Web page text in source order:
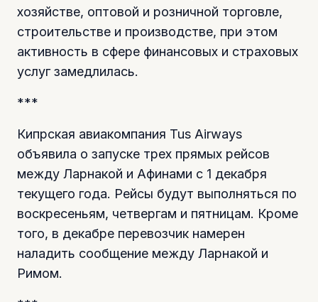
хозяйстве, оптовой и розничной торговле,
строительстве и производстве, при этом
активность в сфере финансовых и страховых
услуг замедлилась.
***
Кипрская авиакомпания Tus Airways
объявила о запуске трех прямых рейсов
между Ларнакой и Афинами с 1 декабря
текущего года. Рейсы будут выполняться по
воскресеньям, четвергам и пятницам. Кроме
того, в декабре перевозчик намерен
наладить сообщение между Ларнакой и
Римом.